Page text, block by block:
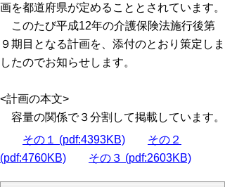
画を都道府県が定めることとされています。
このたび平成12年の介護保険法施行後第
９期目となる計画を、添付のとおり策定しま
したのでお知らせします。
<計画の本文>
容量の関係で３分割して掲載しています。
その１ (pdf:4393KB)
その２
(pdf:4760KB)
その３ (pdf:2603KB)